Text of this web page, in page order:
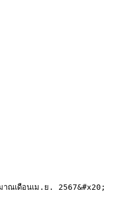
ณเดือนเม.ย. 2567&#x20;